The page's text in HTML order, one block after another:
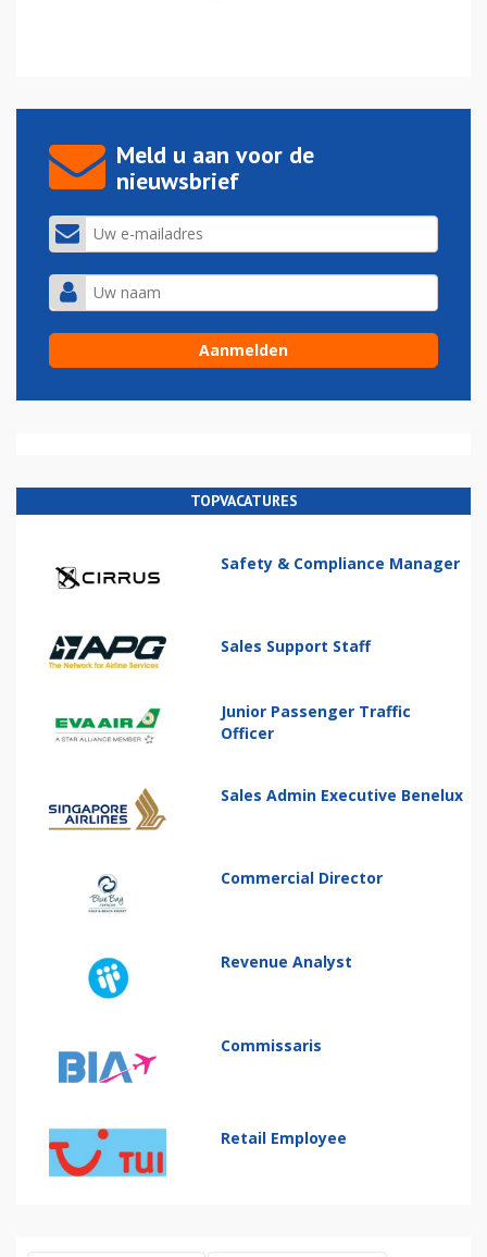
Meld u aan voor de
nieuwsbrief
TOPVACATURES
Safety & Compliance Manager
Sales Support Staff
Junior Passenger Traffic
Officer
Sales Admin Executive Benelux
Commercial Director
Revenue Analyst
Commissaris
Retail Employee